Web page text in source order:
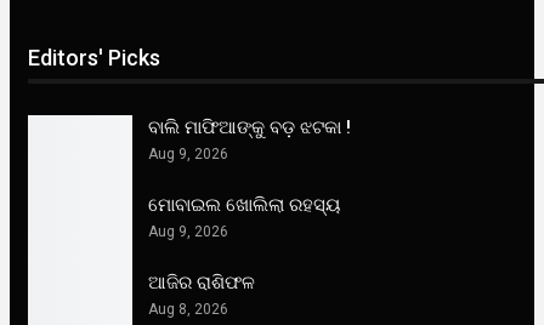
Editors' Picks
ବାଲି ମାଫିଆଙ୍କୁ ବଡ଼ ଝଟକା !
Aug 9, 2026
ମୋବାଇଲ ଖୋଲିଲା ରହସ୍ୟ
Aug 9, 2026
ଆଜିର ରାଶିଫଳ
Aug 8, 2026